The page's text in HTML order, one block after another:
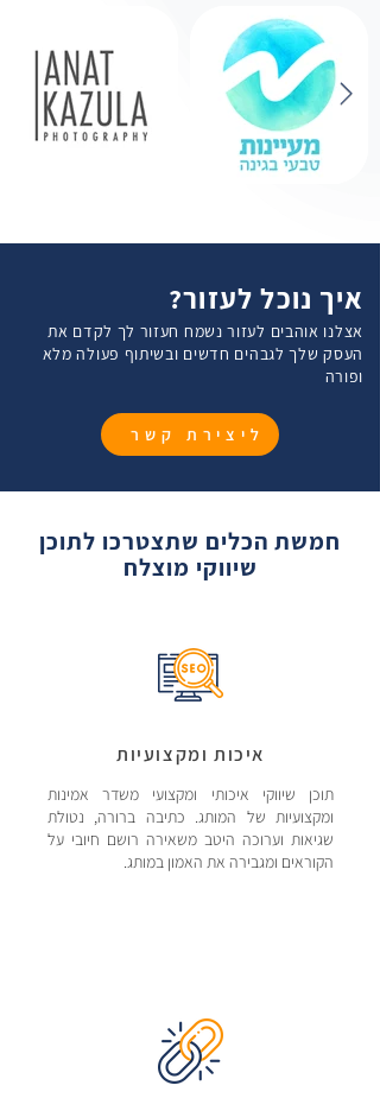
איך נוכל לעזור?
אצלנו אוהבים לעזור נשמח חעזור לך לקדם את
העסק שלך לגבהים חדשים ובשיתוף פעולה מלא
ופורה
ליצירת קשר
חמשת הכלים שתצטרכו לתוכן
שיווקי מוצלח
איכות ומקצועיות
תוכן שיווקי איכותי ומקצועי משדר אמינות
ומקצועיות של המותג. כתיבה ברורה, נטולת
שגיאות וערוכה היטב משאירה רושם חיובי על
הקוראים ומגבירה את האמון במותג.